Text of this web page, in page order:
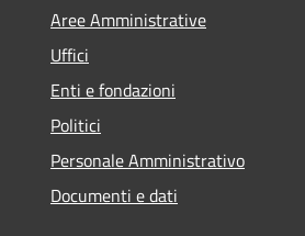
Aree Amministrative
Uffici
Enti e fondazioni
Politici
Personale Amministrativo
Documenti e dati